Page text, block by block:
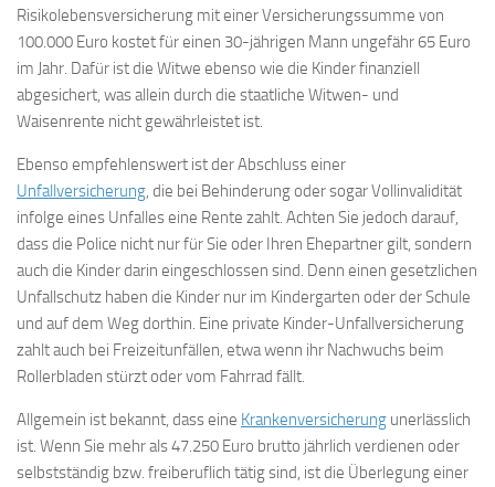
Risikolebensversicherung mit einer Versicherungssumme von
100.000 Euro kostet für einen 30-jährigen Mann ungefähr 65 Euro
im Jahr. Dafür ist die Witwe ebenso wie die Kinder finanziell
abgesichert, was allein durch die staatliche Witwen- und
Waisenrente nicht gewährleistet ist.
Ebenso empfehlenswert ist der Abschluss einer
Unfallversicherung, die bei Behinderung oder sogar Vollinvalidität
infolge eines Unfalles eine Rente zahlt. Achten Sie jedoch darauf,
dass die Police nicht nur für Sie oder Ihren Ehepartner gilt, sondern
auch die Kinder darin eingeschlossen sind. Denn einen gesetzlichen
Unfallschutz haben die Kinder nur im Kindergarten oder der Schule
und auf dem Weg dorthin. Eine private Kinder-Unfallversicherung
zahlt auch bei Freizeitunfällen, etwa wenn ihr Nachwuchs beim
Rollerbladen stürzt oder vom Fahrrad fällt.
Allgemein ist bekannt, dass eine Krankenversicherung unerlässlich
ist. Wenn Sie mehr als 47.250 Euro brutto jährlich verdienen oder
selbstständig bzw. freiberuflich tätig sind, ist die Überlegung einer